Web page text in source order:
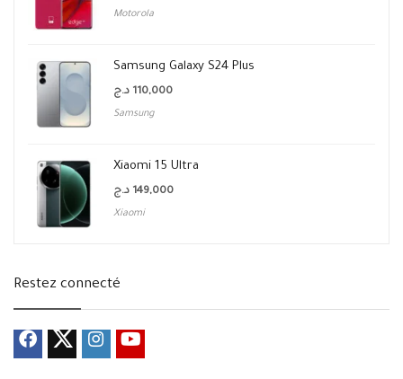
Motorola
Samsung Galaxy S24 Plus
110,000 د.ج
Samsung
Xiaomi 15 Ultra
149,000 د.ج
Xiaomi
Restez connecté